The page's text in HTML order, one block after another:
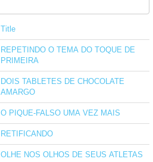
Title
REPETINDO O TEMA DO TOQUE DE
PRIMEIRA
DOIS TABLETES DE CHOCOLATE
AMARGO
O PIQUE-FALSO UMA VEZ MAIS
RETIFICANDO
OLHE NOS OLHOS DE SEUS ATLETAS